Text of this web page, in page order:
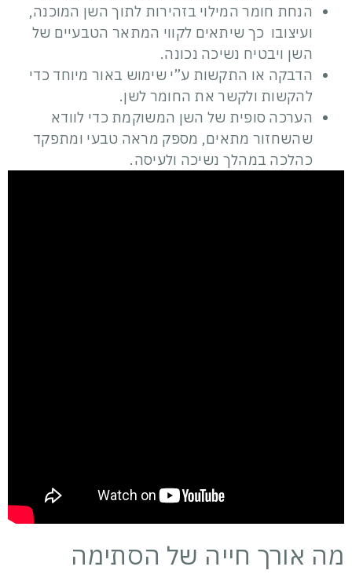
הנחת חומר המילוי בזהירות לתוך השן המוכנה,
ועיצובו כך שיתאים לקווי המתאר הטבעיים של
השן ויבטיח נשיכה נכונה.
הדבקה או התקשות ע”י שימוש באור מיוחד כדי
להקשות ולקשר את החומר לשן.
הערכה סופית של השן המשוקמת כדי לוודא
שהשחזור מתאים, מספק מראה טבעי ומתפקד
כהלכה במהלך נשיכה ולעיסה.
מה אורך חייה של הסתימה